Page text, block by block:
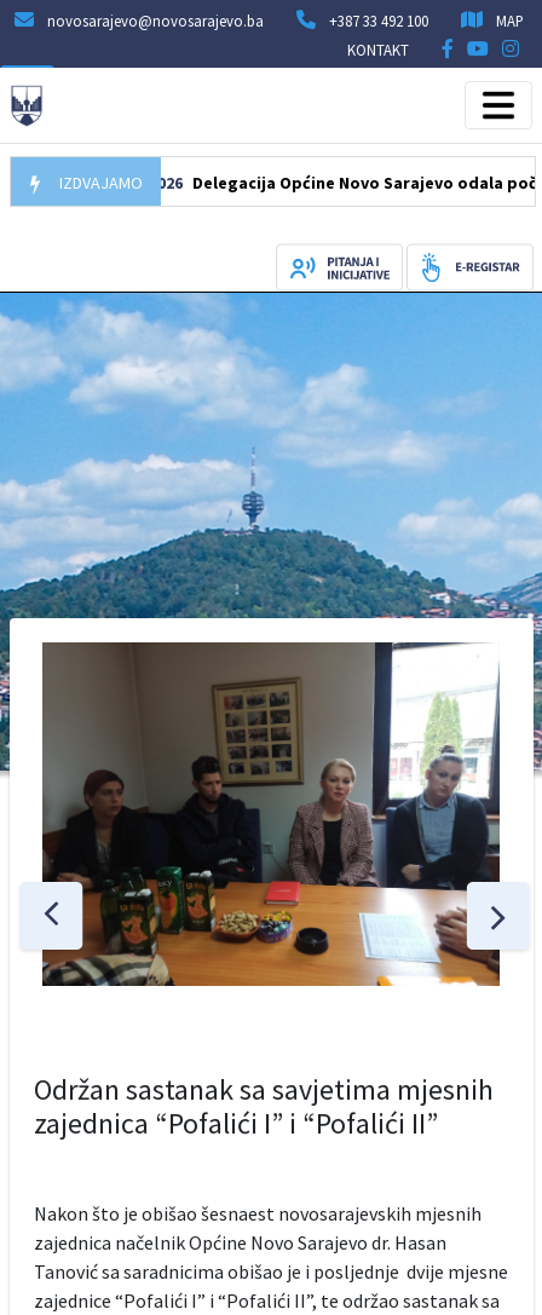
novosarajevo@novosarajevo.ba +387 33 492 100
MAP
KONTAKT
IZDVAJAMO
07.08.2026 Delegacija Općine Novo Sarajevo odala počast
Održan sastanak sa savjetima mjesnih
zajednica “Pofalići I” i “Pofalići II”
Nakon što je obišao šesnaest novosarajevskih mjesnih
zajednica načelnik Općine Novo Sarajevo dr. Hasan
Tanović sa saradnicima obišao je i posljednje dvije mjesne
zajednice “Pofalići I” i “Pofalići II”, te održao sastanak sa